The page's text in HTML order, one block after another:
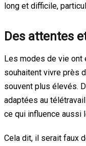
long et difficile,
Des attentes
Les modes de vie ont
souhaitent vivre près
souvent plus élevés.
adaptées au
ce qui influence aussi
Cela dit, il serait faux